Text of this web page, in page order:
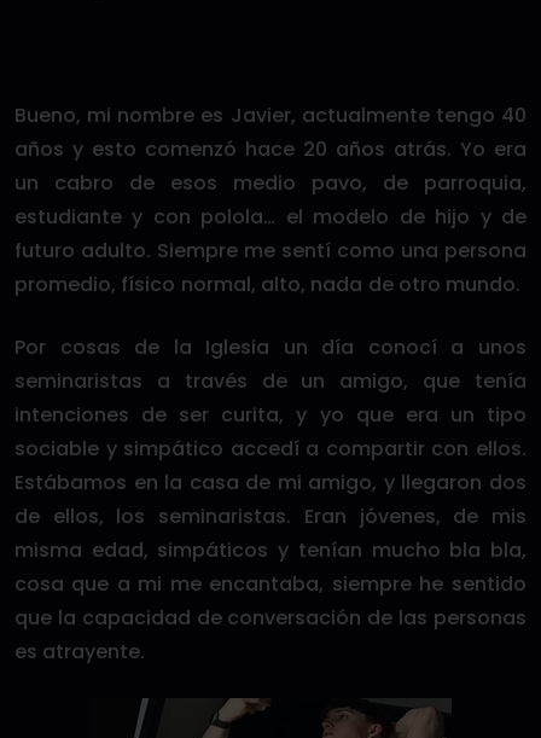
Bueno, mi nombre es Javier, actualmente tengo 40
años y esto comenzó hace 20 años atrás. Yo era
un cabro de esos medio pavo, de parroquia,
estudiante y con polola… el modelo de hijo y de
futuro adulto. Siempre me sentí como una persona
promedio, físico normal, alto, nada de otro mundo.
Por cosas de la Iglesia un día conocí a unos
seminaristas a través de un amigo, que tenía
intenciones de ser curita, y yo que era un tipo
sociable y simpático accedí a compartir con ellos.
Estábamos en la casa de mi amigo, y llegaron dos
de ellos, los seminaristas. Eran jóvenes, de mis
misma edad, simpáticos y tenían mucho bla bla,
cosa que a mi me encantaba, siempre he sentido
que la capacidad de conversación de las personas
es atrayente.